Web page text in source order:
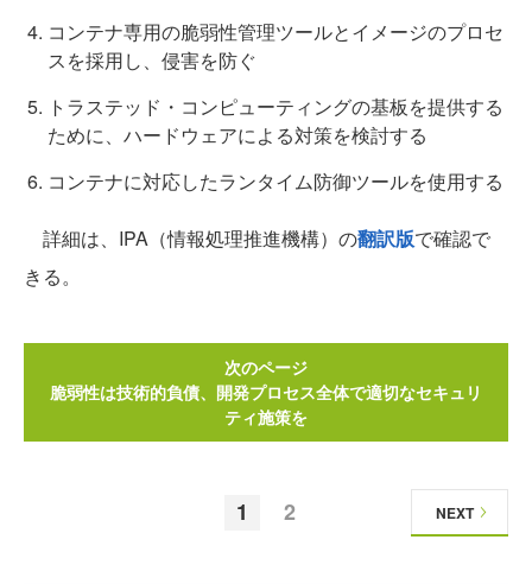
コンテナ専用の脆弱性管理ツールとイメージのプロセ
スを採用し、侵害を防ぐ
トラステッド・コンピューティングの基板を提供する
ために、ハードウェアによる対策を検討する
コンテナに対応したランタイム防御ツールを使用する
詳細は、IPA（情報処理推進機構）の翻訳版で確認で
きる。
次のページ
脆弱性は技術的負債、開発プロセス全体で適切なセキュリ
ティ施策を
1 2 NEXT